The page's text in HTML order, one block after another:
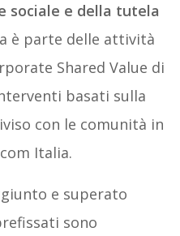
sociale e della tutela
è parte delle attività
Shared Value di
basati sulla
con le comunità in
Italia.
e superato
sono